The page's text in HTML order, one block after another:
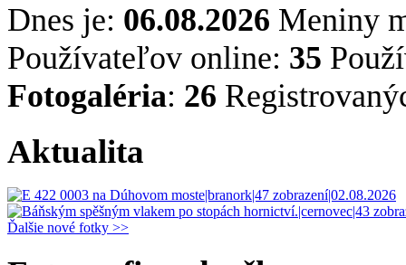
Dnes je: 06.08.2026 Meniny
Používateľov online: 35
Fotogaléria: 26
Aktualita
Ďalšie nové fotky >>